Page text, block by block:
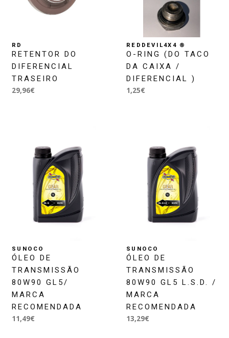
RD
RETENTOR DO
DIFERENCIAL
TRASEIRO
29,96€
REDDEVIL4X4 ®
O-RING (DO TACO
DA CAIXA /
DIFERENCIAL )
1,25€
SUNOCO
ÓLEO DE
TRANSMISSÃO
80W90 GL5/
MARCA
RECOMENDADA
11,49€
SUNOCO
ÓLEO DE
TRANSMISSÃO
80W90 GL5 L.S.D. /
MARCA
RECOMENDADA
13,29€